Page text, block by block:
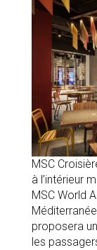
MSC
à l’intérieur
MSC World
proposera
les